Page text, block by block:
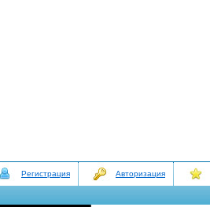
Регистрация Авторизация